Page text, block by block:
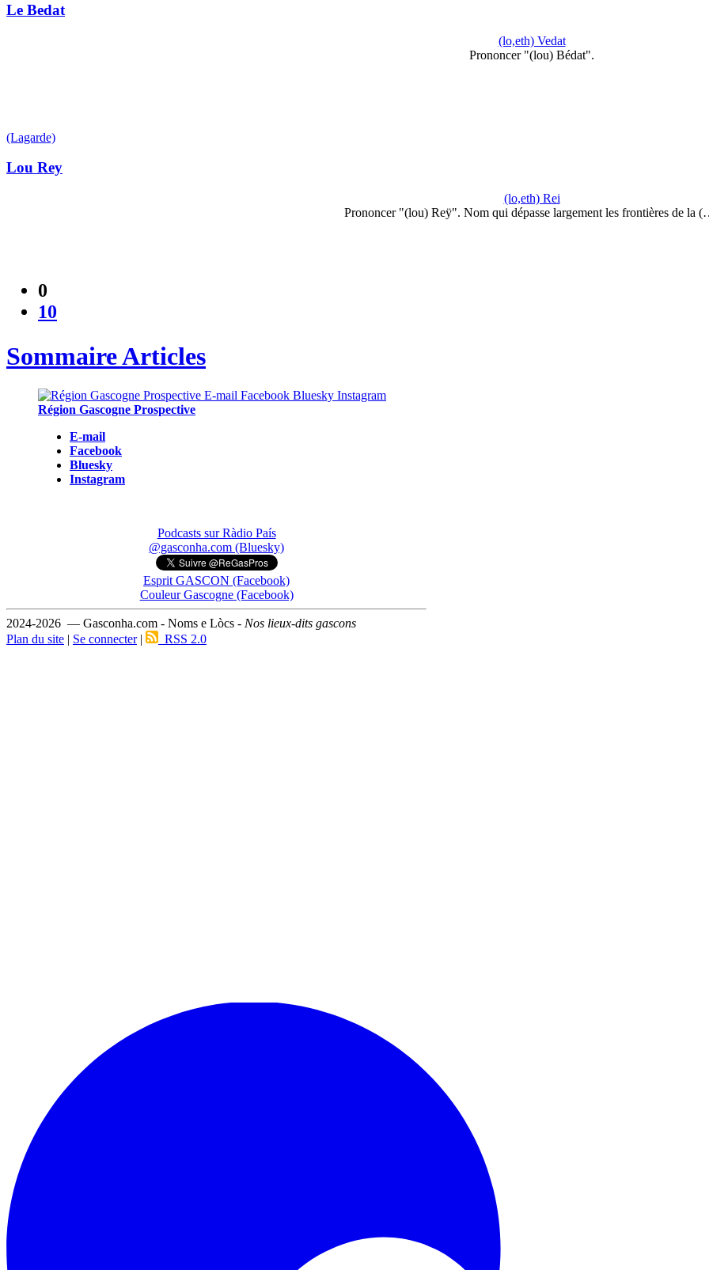
Le Bedat
(lo,eth) Vedat
Prononcer "(lou) Bédat".
(Lagarde)
Lou Rey
(lo,eth) Rei
Prononcer "(lou) Reÿ". Nom qui dépasse largement les frontières de la
0
10
Sommaire Articles
Région Gascogne Prospective
E-mail
Facebook
Bluesky
Instagram
Podcasts sur Ràdio País
@gasconha.com (Bluesky)
Esprit GASCON (Facebook)
Couleur Gascogne (Facebook)
2024-2026 — Gasconha.com - Noms e Lòcs - Nos lieux-dits gascons
Plan du site | Se connecter| RSS 2.0